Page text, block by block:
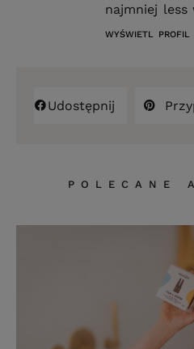
najmniej less
WYŚWIETL PROFIL
Udostępnij
POLECANE